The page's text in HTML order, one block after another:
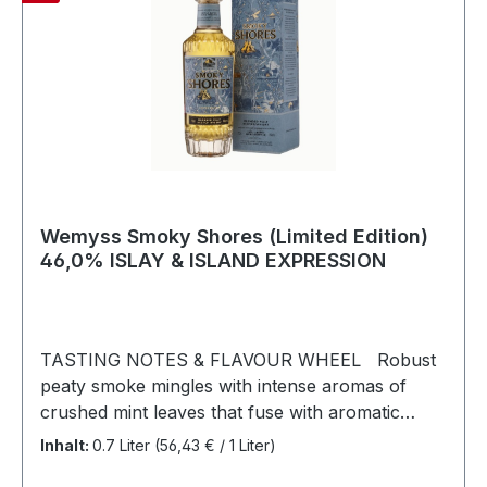
Kochkunst von Reinhardt und Maik im
Vordergrund stehen.
Wemyss Smoky Shores (Limited Edition)
46,0% ISLAY & ISLAND EXPRESSION
TASTING NOTES & FLAVOUR WHEEL Robust
peaty smoke mingles with intense aromas of
crushed mint leaves that fuse with aromatic
rosemary. NOSE A sudden and explosive
Inhalt: 0.7 Liter (56,43 € / 1 Liter)